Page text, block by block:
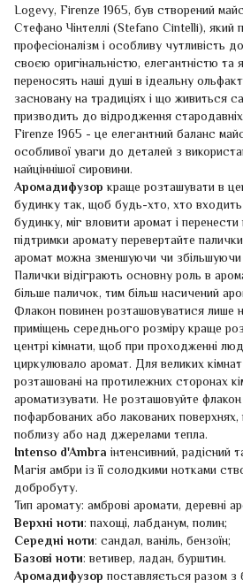
Logevy, Firenze 1965, був створений
Стефано Чінтеллі (Stefano Cintelli), який
професіоналізм і особливу чутливість
своєю оригінальністю, елегантністю та
переносять наші душі в ідеальну
засновану на традиціях і що живиться
призводить до відродження
Firenze 1965 - це елегантний баланс
особливої уваги до деталей з
найціннішої сировини.
Аромадифузоркраще розташувати в
будинку так, щоб будь-хто, хто
будинку, міг вловити аромат і
підтримки аромату перевертайте
аромат можна зменшуючи чи збільшуючи
Палички відіграють основну роль в
більше паличок, тим більш насичений
Флакон повинен розташовуватися лише
приміщень середнього розміру краще
центрі кімнати, щоб при проходженні
циркулювало аромат. Для великих
розташовані на протилежних сторонах
ароматизувати. Не розташовуйте флакон
пофарбованих або лакованих
поблизу або над джерелами тепла.
Intenso d'Ambra інтенсивний, радісний
Магія амбри із її солодкими нотками
добробуту.
Тип аромату: амброві аромати, деревні
Верхні ноти: пахощі, лабданум, полин;
Середні ноти: сандал, ваніль, бензоїн;
Базові ноти: ветивер, ладан, бурштин.
Аромадифузорпоставляється разом з